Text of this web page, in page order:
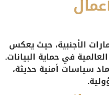
الأجنبية، حيث يعكس
في حماية البيانات.
سياسات أمنية حديثة،